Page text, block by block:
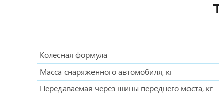
Колесная формула
Масса снаряженного автомобиля, кг
Передаваемая через шины переднего моста, кг